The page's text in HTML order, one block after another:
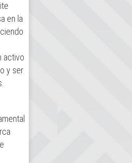
en la
activo
y ser